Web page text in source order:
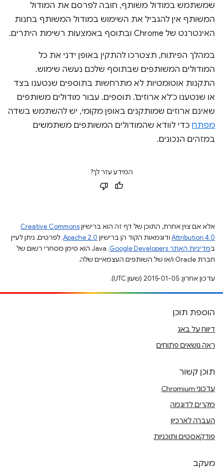
שמשתמש במודול משותף, חובה לפרסם את המודול
המשותף אין להגביל את השימוש במודול המשותף בחנות
האינטרנט של Chrome ובתוסף באמצעות רשימת היתרים.
במהלך הפיתוח, תצטרכו להתקין באופן ידני את כל
המודולים המשותפים שבתוסף שלכם נעשה שימוש.
התקנות אוטומטיות לא מתרחשות בתוספים שנטענו בצד
או שנטענו כ'לא ארוזים'. תוספים. עבור מודולים משותפים
שאינם ארוזים שמותקנים באופן מקומי, יש להשתמש בשדה
מפתח כדי לוודא שהמודולים המשותפים משתמשים
במזהים הנכונים.
המידע עזר לך?
אלא אם צוין אחרת, התוכן של דף זה הוא ברישיוןCreative Commons
Attribution 4.0 ודוגמאות הקוד הן ברישיון Apache 2.0. לפרטים, ניתן לעיין
במדיניות האתר Google Developers‏
.‏ Java הוא סימן מסחרי רשום של
חברת Oracle ו/או של השותפים העצמאיים שלה.
עדכון אחרון: 2015-01-05 (שעון UTC).
הוספת תוכן
דיווח על באג
ראה נושאים פתוחים
תוכן קשור
עדכוני Chromium
מקרים לדוגמה
העברה לארכיון
פודקאסטים ותוכניות
מעקב